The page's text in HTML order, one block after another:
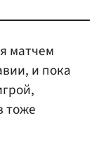
матчем
и пока
тоже